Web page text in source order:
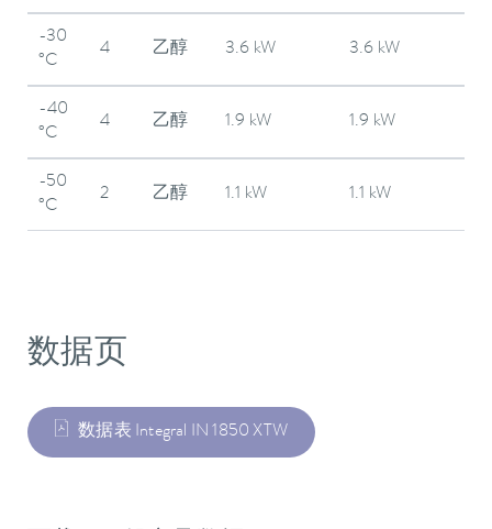
-30
°C
4 乙醇 3.6 kW 3.6 kW
-40
°C
4 乙醇 1.9 kW 1.9 kW
-50
°C
2 乙醇 1.1 kW 1.1 kW
数据页
数据表 Integral IN 1850 XTW